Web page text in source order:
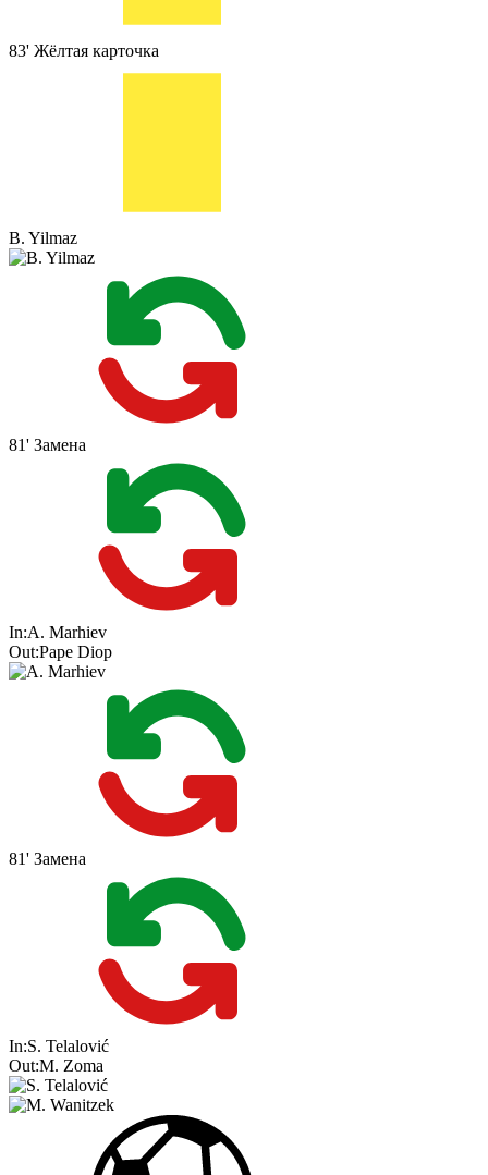
83' Жёлтая карточка
B. Yilmaz
81' Замена
In:A. Marhiev
Out:Pape Diop
81' Замена
In:S. Telalović
Out:M. Zoma